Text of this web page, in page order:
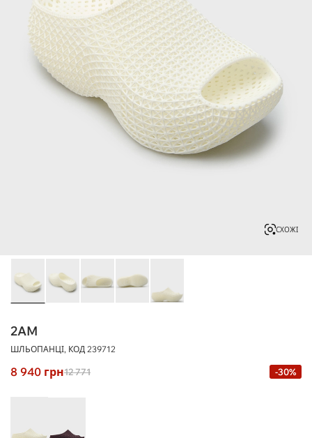
СХОЖІ
2AM
ШЛЬОПАНЦІ, КОД 239712
8 940 грн12 771 -30%